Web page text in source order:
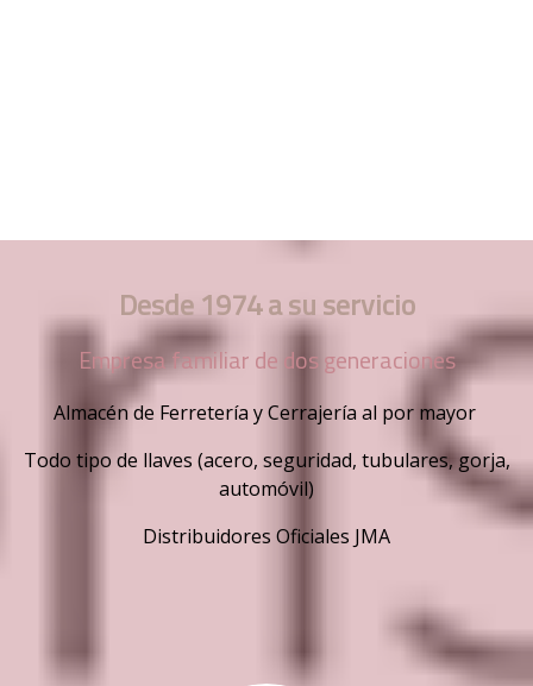
Desde 1974 a su servicio
Empresa familiar de dos generaciones
Almacén de Ferretería y Cerrajería al por mayor
Distribuidores Oficiales JMA